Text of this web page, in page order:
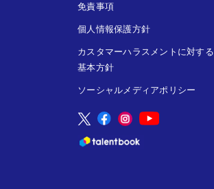
免責事項
個人情報保護方針
カスタマーハラスメントに対する
基本方針
ソーシャルメディアポリシー